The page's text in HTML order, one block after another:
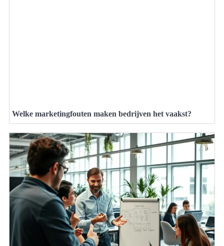
Welke marketingfouten maken bedrijven het vaakst?